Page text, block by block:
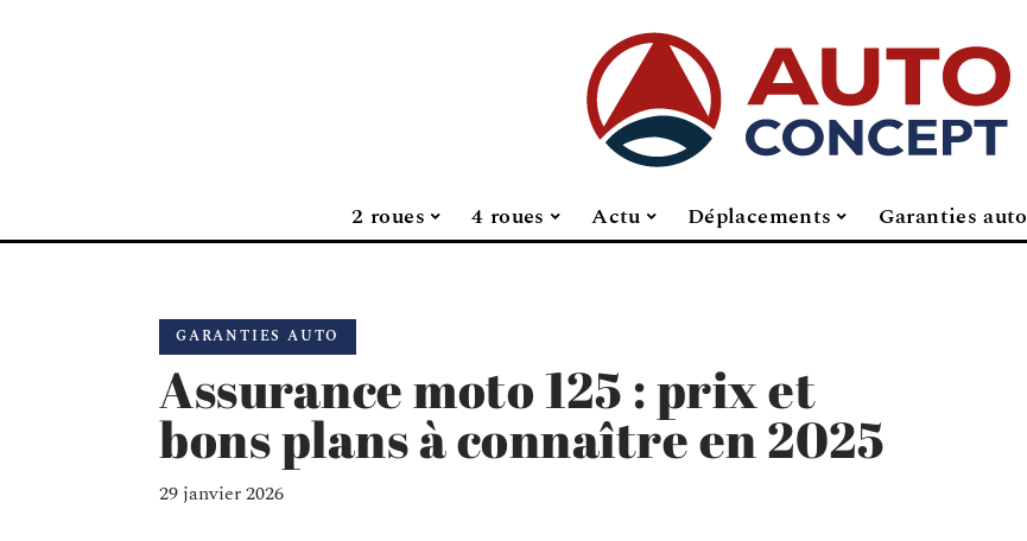
2 roues 4 roues Actu Déplacements Garanties auto
GARANTIES AUTO
Assurance moto 125 : prix et
bons plans à connaître en 2025
29 janvier 2026